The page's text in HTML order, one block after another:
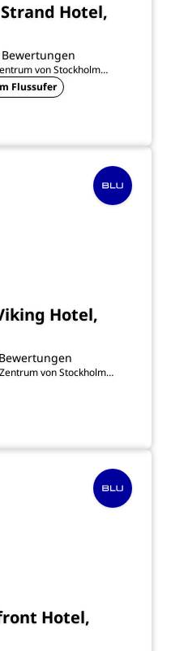
Hotel,
von Stockholm
Flussufer
Hotel,
von Stockholm
Hotel,